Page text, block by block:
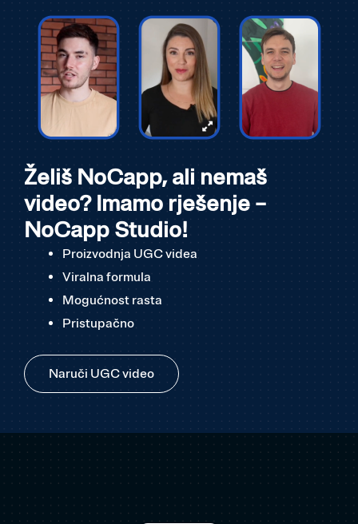
Želiš NoCapp, ali nemaš
video? Imamo rješenje –
NoCapp Studio!
Proizvodnja UGC videa
Viralna formula
Mogućnost rasta
Pristupačno
Naruči UGC video